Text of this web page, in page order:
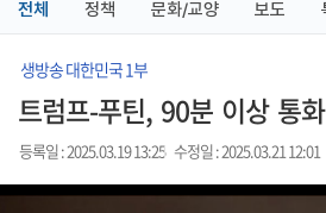
서 도메인 주소를 확인해 보세요
전체 정책 문화/교양 보도
생방송 대한민국 1부
트럼프-푸틴, 90분 이상 통
등록일 : 2025.03.19 13:25 수정일 : 2025.03.21 12:01